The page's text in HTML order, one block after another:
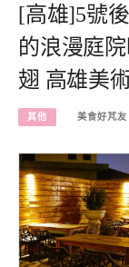
[高雄]5號
的浪漫庭
翅 高雄美
其他 美食好芃友